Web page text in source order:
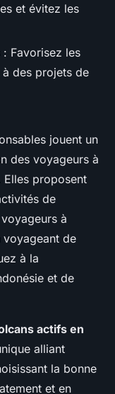
et évitez les
: Favorisez les
des projets de
jouent un
des voyageurs à
proposent
de
à
de
à la
et de
actifs en
alliant
la bonne
et en